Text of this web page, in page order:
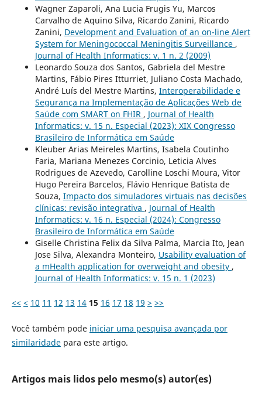
Wagner Zaparoli, Ana Lucia Frugis Yu, Marcos
Carvalho de Aquino Silva, Ricardo Zanini, Ricardo
Zanini, Development and Evaluation of an on-line Alert
System for Meningococcal Meningitis Surveillance ,
Journal of Health Informatics: v. 1 n. 2 (2009)
Leonardo Souza dos Santos, Gabriela del Mestre
Martins, Fábio Pires Itturriet, Juliano Costa Machado,
André Luís del Mestre Martins, Interoperabilidade e
Segurança na Implementação de Aplicações Web de
Saúde com SMART on FHIR , Journal of Health
Informatics: v. 15 n. Especial (2023): XIX Congresso
Brasileiro de Informática em Saúde
Kleuber Arias Meireles Martins, Isabela Coutinho
Faria, Mariana Menezes Corcinio, Leticia Alves
Rodrigues de Azevedo, Carolline Loschi Moura, Vitor
Hugo Pereira Barcelos, Flávio Henrique Batista de
Souza, Impacto dos simuladores virtuais nas decisões
clínicas: revisão integrativa , Journal of Health
Informatics: v. 16 n. Especial (2024): Congresso
Brasileiro de Informática em Saúde
Giselle Christina Felix da Silva Palma, Marcia Ito, Jean
Jose Silva, Alexandra Monteiro, Usability evaluation of
a mHealth application for overweight and obesity ,
Journal of Health Informatics: v. 15 n. 1 (2023)
<< < 10 11 12 13 14 15 16 17 18 19 > >>
Você também pode iniciar uma pesquisa avançada por
similaridadepara este artigo.
Artigos mais lidos pelo mesmo(s) autor(es)